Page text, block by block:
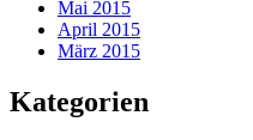
Mai 2015
April 2015
März 2015
Kategorien